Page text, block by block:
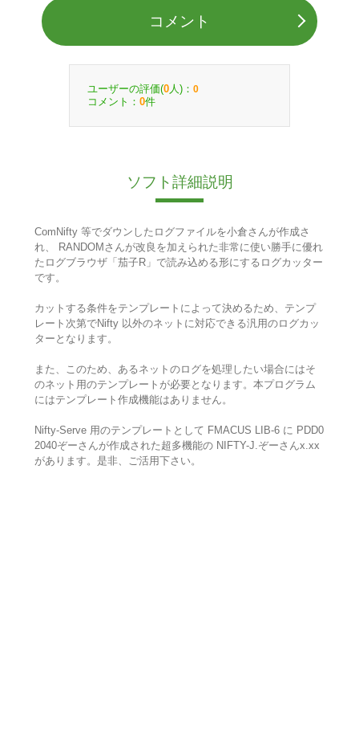
コメント
ユーザーの評価(0 人)： 0
コメント： 0件
ソフト詳細説明
ComNifty 等でダウンしたログファイルを小倉さんが作成さ
れ、 RANDOMさんが改良を加えられた非常に使い勝手に優れ
たログブラウザ「茄子R」で読み込める形にするログカッター
です。
カットする条件をテンプレートによって決めるため、テンプ
レート次第でNifty 以外のネットに対応できる汎用のログカッ
ターとなります。
また、このため、あるネットのログを処理したい場合にはそ
のネット用のテンプレートが必要となります。本プログラム
にはテンプレート作成機能はありません。
Nifty-Serve 用のテンプレートとして FMACUS LIB-6 に PDD0
2040ぞーさんが作成された超多機能の NIFTY-J.ぞーさんx.xx
があります。是非、ご活用下さい。